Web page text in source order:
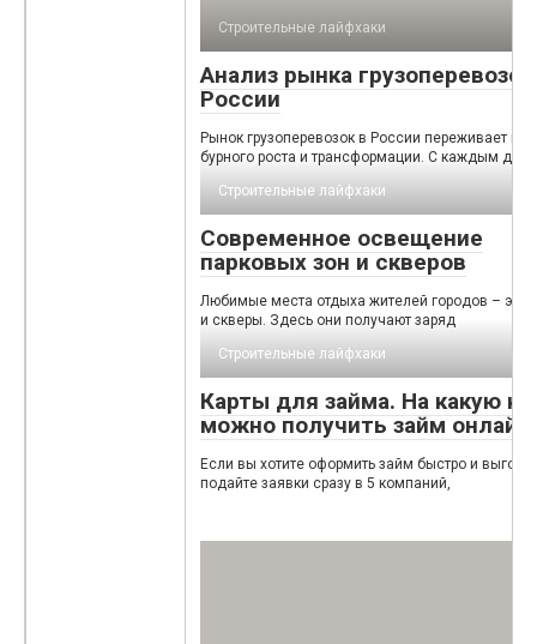
Строительные лайфхаки
Анализ рынка
России
Рынок грузоперевозок в России переживает
бурного роста и трансформации. С каждым
Строительные лайфхаки
Современное освещение
парковых зон и скверов
Любимые места отдыха жителей городов – это
и скверы. Здесь они получают заряд
Строительные лайфхаки
Карты для займа. На какую
можно получить займ онлайн
Если вы хотите оформить займ быстро и
подайте заявки сразу в 5 компаний,